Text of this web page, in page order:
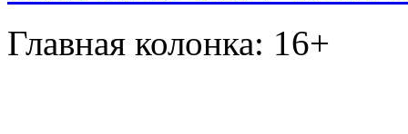
Главная колонка: 16+